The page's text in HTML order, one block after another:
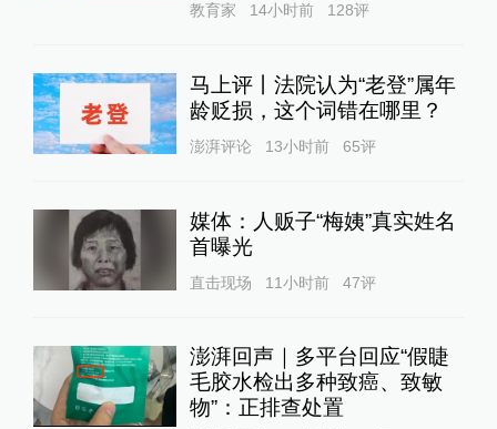
教育家 14小时前 128评
马上评丨法院认为“老登”属年
龄贬损，这个词错在哪里？
澎湃评论 13小时前 65评
媒体：人贩子“梅姨”真实姓名
首曝光
直击现场 11小时前 47评
澎湃回声｜多平台回应“假睫
毛胶水检出多种致癌、致敏
物”：正排查处置